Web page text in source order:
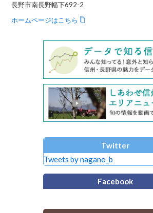
長野市南長野幅下692-2
ホームページはこちら
Twitter
Tweets by nagano_b
Facebook